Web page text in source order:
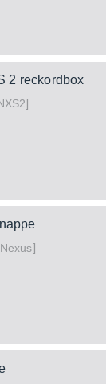
2 reckordbox
]
]